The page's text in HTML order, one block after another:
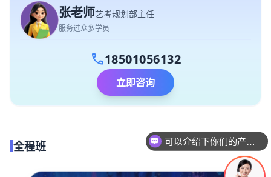
张老师艺考规划部主任
服务过众多学员
call18501056132
立即咨询
全程班 你们是怎么收费的呢